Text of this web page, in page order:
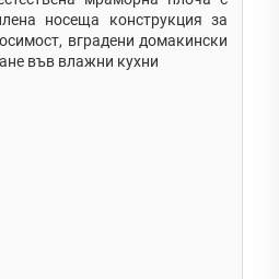
носеща конструкция за
вградени домакински
във влажни кухни